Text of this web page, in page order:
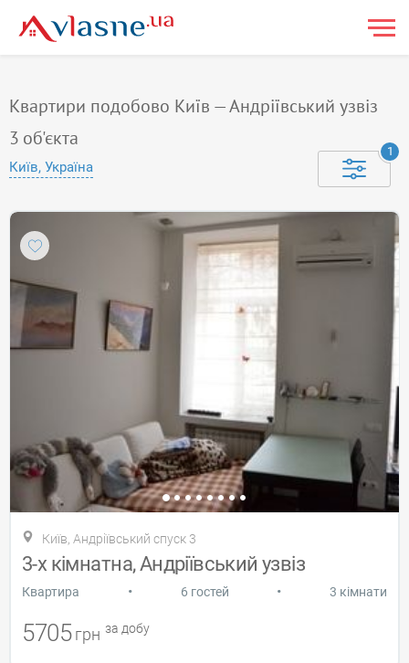
Квартири подобово Київ — Андріївський узвіз
3 об'єкта
Київ, Україна
1
Київ, Андріївський спуск 3
3-х кімнатна, Андріївський узвіз
Квартира • 6 гостей • 3 кімнати
5705 грн за добу